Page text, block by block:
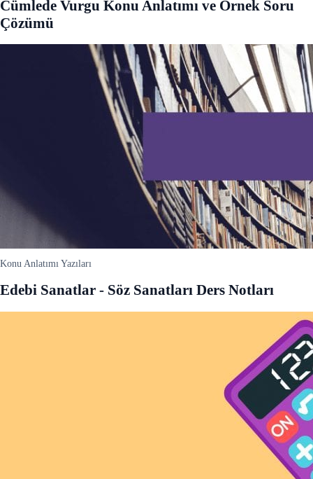
Cümlede Vurgu Konu Anlatımı ve Örnek Soru
Çözümü
Konu Anlatımı Yazıları
Edebi Sanatlar - Söz Sanatları Ders Notları